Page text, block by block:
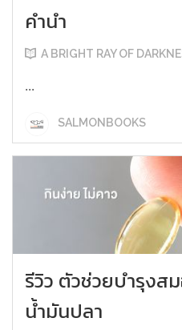
คำนำ
A BRIGHT RAY OF
...
SALMONBOOKS
รีวิว ตัวช่วยบำรุงส
น้ำมันปลา